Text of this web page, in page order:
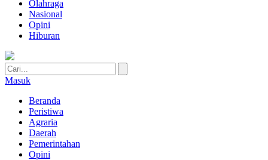
Olahraga
Nasional
Opini
Hiburan
Masuk
Beranda
Peristiwa
Agraria
Daerah
Pemerintahan
Opini